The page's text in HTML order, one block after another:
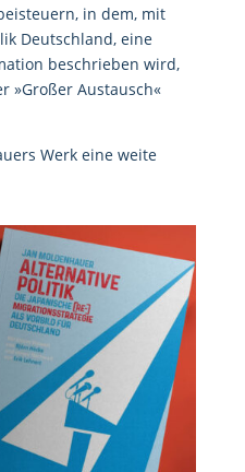
in dem, mit
Deutschland, eine
beschrieben wird,
»Großer Austausch«
Werk eine weite